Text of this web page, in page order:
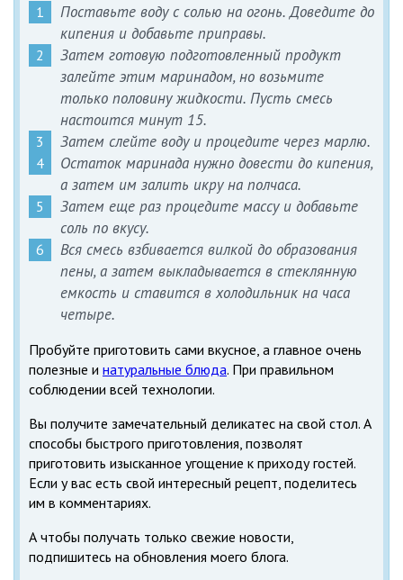
Поставьте воду с солью на огонь. Доведите до
кипения и добавьте приправы.
Затем готовую подготовленный продукт
залейте этим маринадом, но возьмите
только половину жидкости. Пусть смесь
настоится минут 15.
Затем слейте воду и процедите через марлю.
Остаток маринада нужно довести до кипения,
а затем им залить икру на полчаса.
Затем еще раз процедите массу и добавьте
соль по вкусу.
Вся смесь взбивается вилкой до образования
пены, а затем выкладывается в стеклянную
емкость и ставится в холодильник на часа
четыре.
Пробуйте приготовить сами вкусное, а главное очень
полезные и натуральные блюда. При правильном
соблюдении всей технологии.
Вы получите замечательный деликатес на свой стол. А
способы быстрого приготовления, позволят
приготовить изысканное угощение к приходу гостей.
Если у вас есть свой интересный рецепт, поделитесь
им в комментариях.
А чтобы получать только свежие новости,
подпишитесь на обновления моего блога.